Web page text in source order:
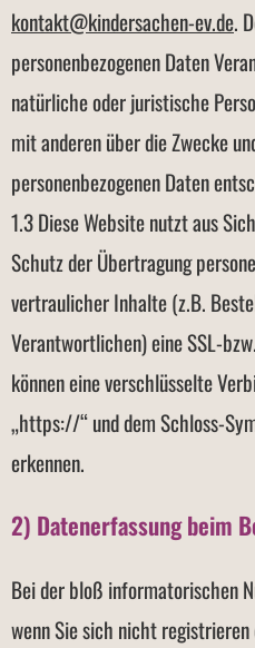
kontakt@kindersachen-ev.de.
personenbezogenen Daten
natürliche oder juristische
mit anderen über die Zwecke
personenbezogenen Daten
1.3 Diese Website nutzt aus
Schutz der Übertragung
vertraulicher Inhalte (z.B.
Verantwortlichen) eine SSL-
können eine verschlüsselte
„https://“ und dem Schloss-
erkennen.
2) Datenerfassung beim
Bei der bloß informatorischen
wenn Sie sich nicht